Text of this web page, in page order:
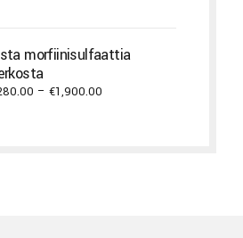
through
€11,700.00
morfiinisulfaattia
– €1,900.00